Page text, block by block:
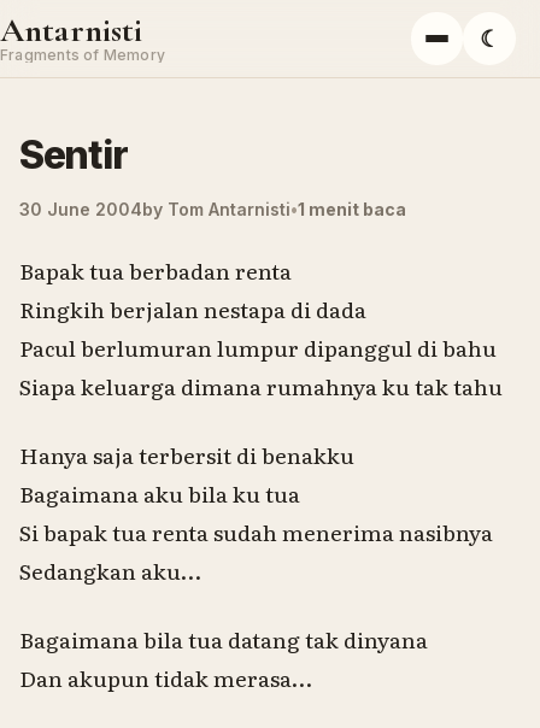
Skip to content
Antarnisti
Fragments of Memory Menu
☾
Sentir
30 June 2004by Tom Antarnisti 1 menit baca
Bapak tua berbadan renta
Ringkih berjalan nestapa di dada
Pacul berlumuran lumpur dipanggul di bahu
Siapa keluarga dimana rumahnya ku tak tahu
Hanya saja terbersit di benakku
Bagaimana aku bila ku tua
Si bapak tua renta sudah menerima nasibnya
Sedangkan aku…
Bagaimana bila tua datang tak dinyana
Dan akupun tidak merasa…